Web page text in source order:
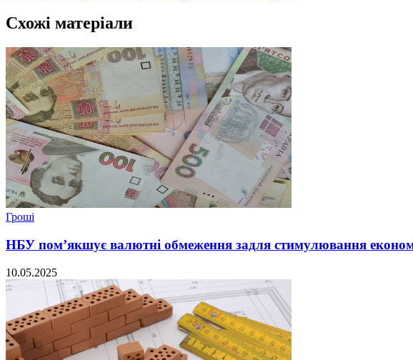
Схожі матеріали
Гроші
НБУ пом’якшує валютні обмеження задля стимулювання
10.05.2025